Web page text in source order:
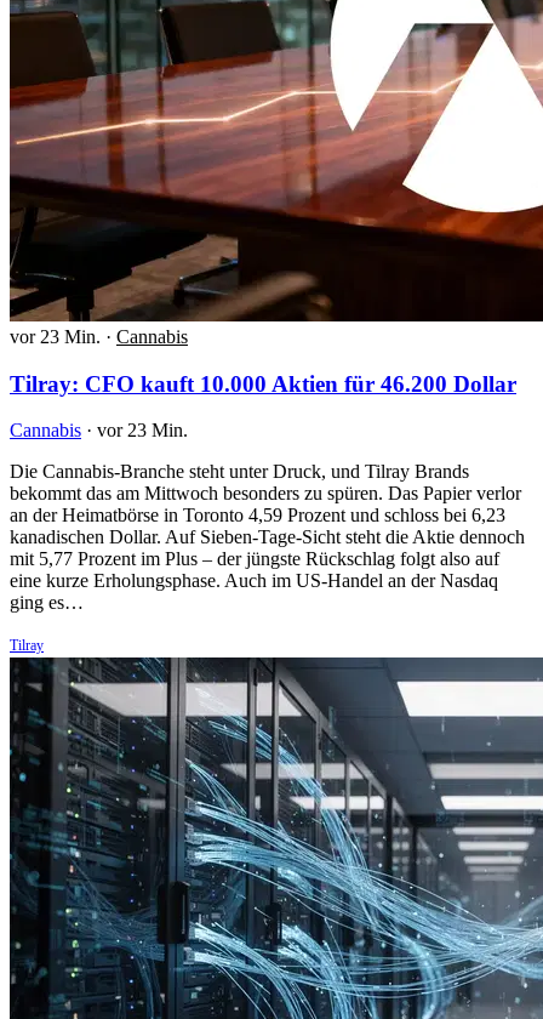
vor 23 Min. · Cannabis
Tilray: CFO kauft 10.000 Aktien für 46.200 Dollar
Cannabis · vor 23 Min.
Die Cannabis-Branche steht unter Druck, und Tilray Brands
bekommt das am Mittwoch besonders zu spüren. Das Papier verlor
an der Heimatbörse in Toronto 4,59 Prozent und schloss bei 6,23
kanadischen Dollar. Auf Sieben-Tage-Sicht steht die Aktie dennoch
mit 5,77 Prozent im Plus – der jüngste Rückschlag folgt also auf
eine kurze Erholungsphase. Auch im US-Handel an der Nasdaq
ging es…
Tilray